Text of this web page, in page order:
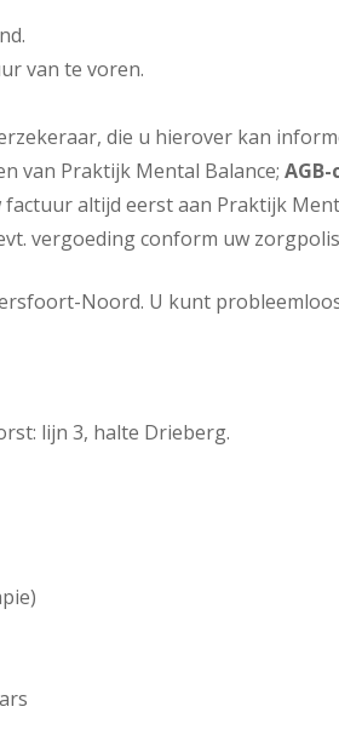
van te voren.
die u hierover kan
van Praktijk Mental Balance;
factuur altijd eerst aan Praktijk
vergoeding conform uw
Noord. U kunt
lijn 3, halte Drieberg.